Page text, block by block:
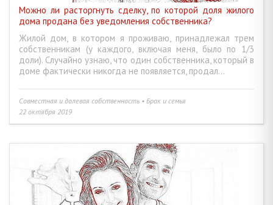
Можно ли расторгнуть сделку, по которой доля жилого
дома продана без уведомления собственника?
Жилой дом, в котором я проживаю, принадлежал трем
собственникам (у каждого, включая меня, было по 1/3
доли). Случайно узнаю, что один собственника, который в
доме фактически никогда не появляется, продал...
22 октября 2019
Совместная и долевая собственность • Брак и семья